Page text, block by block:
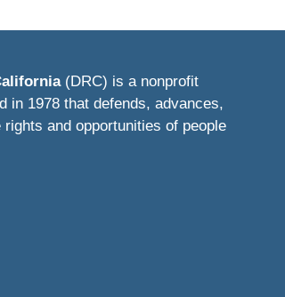
(DRC) is a nonprofit
in 1978 that defends, advances,
and opportunities of people